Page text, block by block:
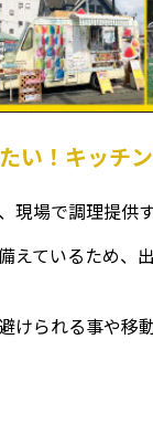
い！キッチ
場で調理提供
えているため、
けられる事や移